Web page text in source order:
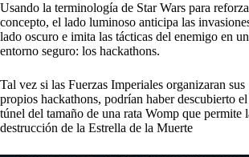
Usando la terminología de Star Wars para
concepto, el lado luminoso anticipa las
lado oscuro e imita las tácticas del enemigo en un
entorno seguro: los hackathons.
Tal vez si las Fuerzas Imperiales organizaran sus
propios hackathons, podrían haber descubierto el
túnel del tamaño de una rata Womp que permite
destrucción de la Estrella de la Muerte